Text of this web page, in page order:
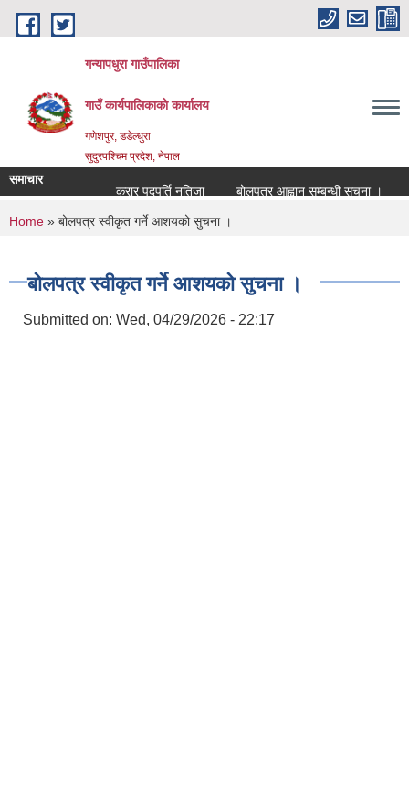
Skip to main content
गन्यापधुरा गाउँपालिका
गाउँ कार्यपालिकाकाे कार्यालय
गणेशपुर, डडेल्धुरा
सुदुरपश्चिम प्रदेश, नेपाल
समाचार
करार पदपुर्ति नतिजा
बोलपत्र आह्वान सम्बन्धी सुचना ।
You are here
Home » बोलपत्र स्वीकृत गर्ने आशयको सुचना ।
बोलपत्र स्वीकृत गर्ने आशयको सुचना ।
Submitted on: Wed, 04/29/2026 - 22:17